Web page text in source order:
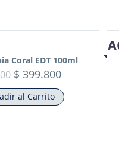
Coral EDT 100ml
$ 399.800
al Carrito